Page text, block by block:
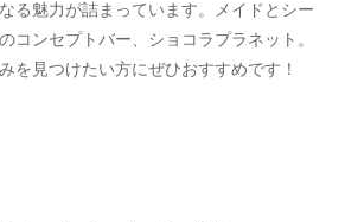
る魅力が詰まっています。メイドとシー
コンセプトバー、ショコラプラネット。
を見つけたい方にぜひおすすめです！